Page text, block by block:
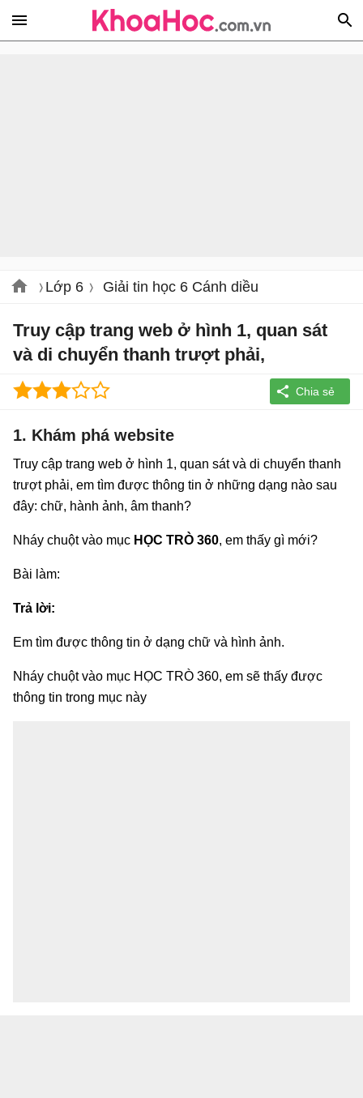
Lớp 6 Giải tin học 6 Cánh diều
Truy cập trang web ở hình 1, quan sát
và di chuyển thanh trượt phải,
1. Khám phá website
Truy cập trang web ở hình 1, quan sát và di chuyển thanh
trượt phải, em tìm được thông tin ở những dạng nào sau
đây: chữ, hành ảnh, âm thanh?
Nháy chuột vào mục HỌC TRÒ 360, em thấy gì mới?
Bài làm:
Trả lời:
Em tìm được thông tin ở dạng chữ và hình ảnh.
Nháy chuột vào mục HỌC TRÒ 360, em sẽ thấy được
thông tin trong mục này